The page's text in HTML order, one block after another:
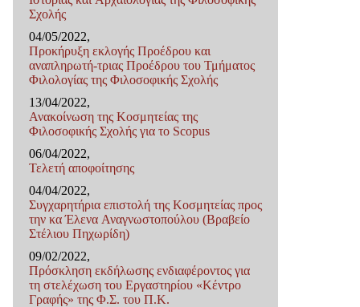
Σχολής
04/05/2022,
Προκήρυξη εκλογής Προέδρου και
αναπληρωτή-τριας Προέδρου του Τμήματος
Φιλολογίας της Φιλοσοφικής Σχολής
13/04/2022,
Ανακοίνωση της Κοσμητείας της
Φιλοσοφικής Σχολής για το Scopus
06/04/2022,
Τελετή αποφοίτησης
04/04/2022,
Συγχαρητήρια επιστολή της Κοσμητείας προς
την κα Έλενα Αναγνωστοπούλου (Βραβείο
Στέλιου Πηχωρίδη)
09/02/2022,
Πρόσκληση εκδήλωσης ενδιαφέροντος για
τη στελέχωση του Εργαστηρίου «Κέντρο
Γραφής» της Φ.Σ. του Π.Κ.